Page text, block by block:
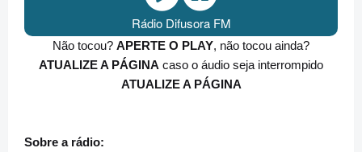
Rádio Difusora FM
Não tocou? APERTE O PLAY, não tocou ainda?
ATUALIZE A PÁGINA caso o áudio seja interrompido
ATUALIZE A PÁGINA
Sobre a rádio: